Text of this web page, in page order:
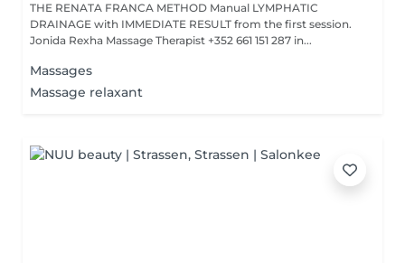
THE RENATA FRANCA METHOD Manual LYMPHATIC
DRAINAGE with IMMEDIATE RESULT from the first session.
Jonida Rexha Massage Therapist +352 661 151 287 in...
Massages
Massage relaxant